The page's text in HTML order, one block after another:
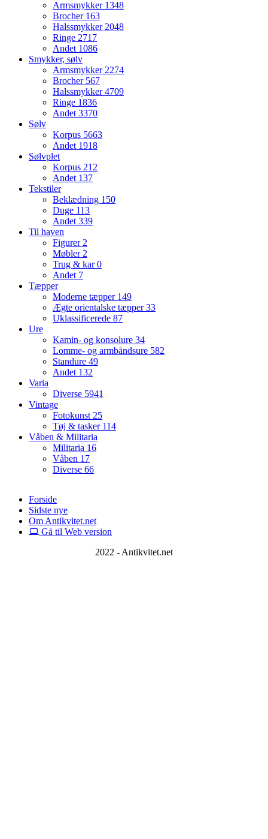
Armsmykker 1348
Brocher 163
Halssmykker2048
Ringe 2717
Andet 1086
Smykker, sølv
Armsmykker2274
Brocher 567
Halssmykker4709
Ringe 1836
Andet3370
Sølv
Korpus 5663
Andet 1918
Sølvplet
Korpus 212
Andet 137
Tekstiler
Beklædning 150
Duge 113
Andet339
Til haven
Figurer2
Møbler2
Trug & kar0
Andet 7
Tæpper
Moderne tæpper 149
Ægte orientalske tæpper33
Uklassificerede 87
Ure
Kamin- og konsolure 34
Lomme- og armbåndsure 582
Standure 49
Andet 132
Varia
Diverse 5941
Vintage
Fotokunst25
Tøj & tasker 114
Våben & Militaria
Militaria 16
Våben 17
Diverse 66
Forside
Sidste nye
Om Antikvitet.net
Gå til Web version
2022 - Antikvitet.net